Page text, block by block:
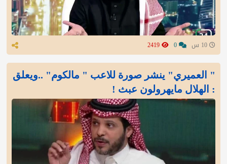
" العميري" ينشر صورة للاعب " مالكوم" ..ويعلق
: الهلال مايهرولون عبث !